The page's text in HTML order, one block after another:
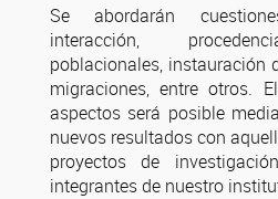
Se abordarán
interacción,
poblacionales, instauración
migraciones, entre otros.
aspectos será posible
nuevos resultados con
proyectos de
integrantes de nuestro